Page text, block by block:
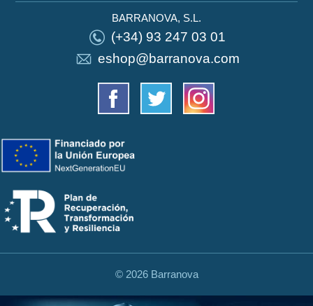
BARRANOVA, S.L.
(+34) 93 247 03 01
eshop@barranova.com
©2026 Barranova